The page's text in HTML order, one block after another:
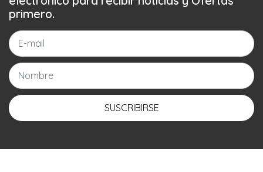
primero.
SUSCRIBIRSE